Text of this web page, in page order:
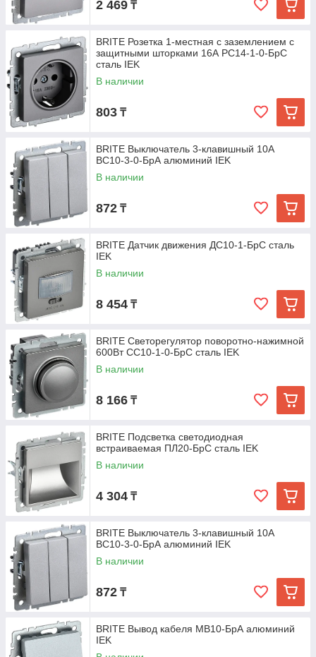
2 469 ₸
BRITE Розетка 1-местная с заземлением с
защитными шторками 16А РС14-1-0-БрС
сталь IEK
В наличии
803 ₸
BRITE Выключатель 3-клавишный 10А
ВС10-3-0-БрА алюминий IEK
В наличии
872 ₸
BRITE Датчик движения ДС10-1-БрС сталь
IEK
В наличии
8 454 ₸
BRITE Светорегулятор поворотно-нажимной
600Вт СС10-1-0-БрС сталь IEK
В наличии
8 166 ₸
BRITE Подсветка светодиодная
встраиваемая ПЛ20-БрС сталь IEK
В наличии
4 304 ₸
BRITE Выключатель 3-клавишный 10А
ВС10-3-0-БрА алюминий IEK
В наличии
872 ₸
BRITE Вывод кабеля МВ10-БрА алюминий
IEK